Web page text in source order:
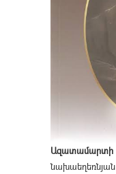
Ազատամարտի